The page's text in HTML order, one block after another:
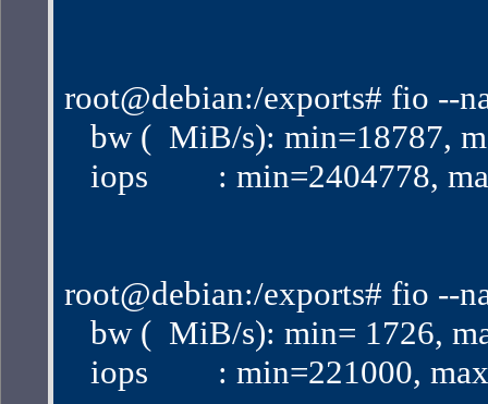
root@debian:/exports# fio --
bw (  MiB/s): min=18787,
iops        : min=2404778,
root@debian:/exports# fio --
bw (  MiB/s): min= 1726,
iops        : min=221000,